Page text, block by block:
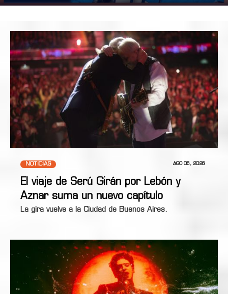
NOTICIAS AGO 06, 2026
El viaje de Serú Girán por Lebón y
Aznar suma un nuevo capítulo
La gira vuelve a la Ciudad de Buenos Aires.